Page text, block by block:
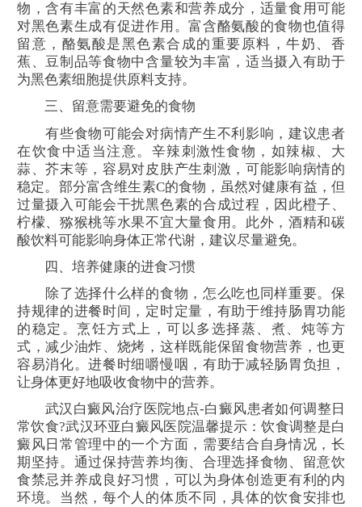
物，含有丰富的天然色素和营养成分，适量食用可能
对黑色素生成有促进作用。富含酪氨酸的食物也值得
留意，酪氨酸是黑色素合成的重要原料，牛奶、香
蕉、豆制品等食物中含量较为丰富，适当摄入有助于
为黑色素细胞提供原料支持。
三、留意需要避免的食物
有些食物可能会对病情产生不利影响，建议患者
在饮食中适当注意。辛辣刺激性食物，如辣椒、大
蒜、芥末等，容易对皮肤产生刺激，可能影响病情的
稳定。部分富含维生素C的食物，虽然对健康有益，但
过量摄入可能会干扰黑色素的合成过程，因此橙子、
柠檬、猕猴桃等水果不宜大量食用。此外，酒精和碳
酸饮料可能影响身体正常代谢，建议尽量避免。
四、培养健康的进食习惯
除了选择什么样的食物，怎么吃也同样重要。保
持规律的进餐时间，定时定量，有助于维持肠胃功能
的稳定。烹饪方式上，可以多选择蒸、煮、炖等方
式，减少油炸、烧烤，这样既能保留食物营养，也更
容易消化。进餐时细嚼慢咽，有助于减轻肠胃负担，
让身体更好地吸收食物中的营养。
武汉白癜风治疗医院地点-白癜风患者如何调整日
常饮食?武汉环亚白癜风医院温馨提示：饮食调整是白
癜风日常管理中的一个方面，需要结合自身情况，长
期坚持。通过保持营养均衡、合理选择食物、留意饮
食禁忌并养成良好习惯，可以为身体创造更有利的内
环境。当然，每个人的体质不同，具体的饮食安排也